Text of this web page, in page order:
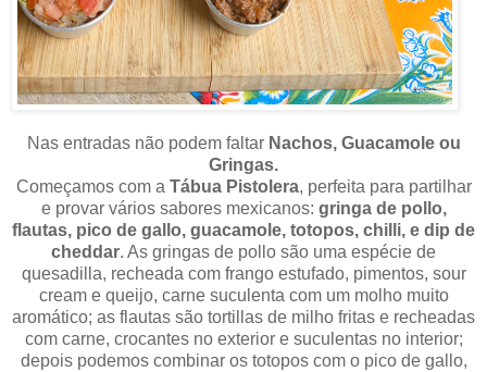
Nas entradas não podem faltar Nachos, Guacamole ou
Gringas.
Começamos com a Tábua Pistolera, perfeita para partilhar
e provar vários sabores mexicanos: gringa de pollo,
flautas, pico de gallo, guacamole, totopos, chilli, e dip de
cheddar. As gringas de pollo são uma espécie de
quesadilla, recheada com frango estufado, pimentos, sour
cream e queijo, carne suculenta com um molho muito
aromático; as flautas são tortillas de milho fritas e recheadas
com carne, crocantes no exterior e suculentas no interior;
depois podemos combinar os totopos com o pico de gallo,